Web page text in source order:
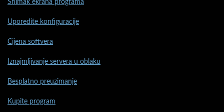
Snimak ekrana programa
Uporedite konfiguracije
Cijena softvera
Iznajmljivanje servera u oblaku
Besplatno preuzimanje
Kupite program